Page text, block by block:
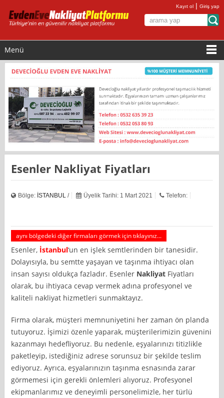
Kayıt ol |Giriş yap
Menü
Esenler Nakliyat Fiyatları
Bölge: İSTANBUL / Üyelik Tarihi: 1 Mart 2021 Telefon:
aynı bölgedeki diğer firmaları görmek için tıklayınız...
Esenler, İstanbul‘un en işlek semtlerinden bir tanesidir.
Dolayısıyla, bu semtte yaşayan ve taşınma ihtiyacı olan
insan sayısı oldukça fazladır. Esenler Nakliyat Fiyatları
olarak, bu ihtiyaca cevap vermek adına profesyonel ve
kaliteli nakliyat hizmetleri sunmaktayız.
Firma olarak, müşteri memnuniyetini her zaman ön planda
tutuyoruz. İşimizi özenle yaparak, müşterilerimizin güvenini
kazanmayı hedefliyoruz. Bu nedenle, eşyalarınızı titizlikle
paketleyip, istediğiniz adrese sorunsuz bir şekilde teslim
ediyoruz. Ayrıca, eşyalarınızın taşınma esnasında zarar
görmemesi için gerekli önlemleri alıyoruz. Profesyonel
ekipmanlarımız ve deneyimli personelimizle, her türlü